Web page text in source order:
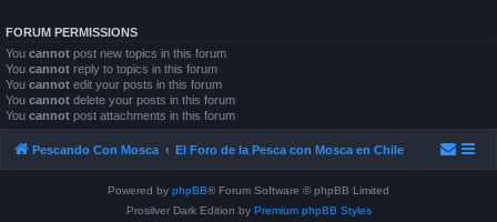
FORUM PERMISSIONS
You cannot post new topics in this forum
You cannot reply to topics in this forum
You cannot edit your posts in this forum
You cannot delete your posts in this forum
You cannot post attachments in this forum
Pescando Con Mosca El Foro de la Pesca con Mosca en Chile
Powered by phpBB® Forum Software © phpBB Limited
Prosilver Dark Edition by Premium phpBB Styles